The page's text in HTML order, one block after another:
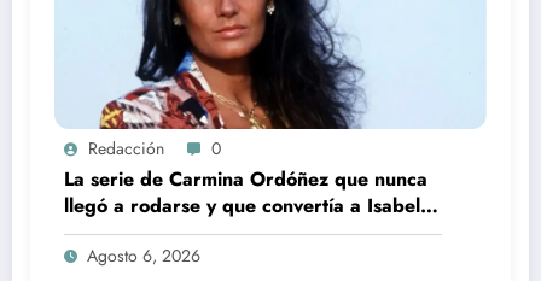
Redacción 0
La serie de Carmina Ordóñez que nunca
llegó a rodarse y que convertía a Isabel
Pantoja en la gran antagonista
Agosto 6, 2026